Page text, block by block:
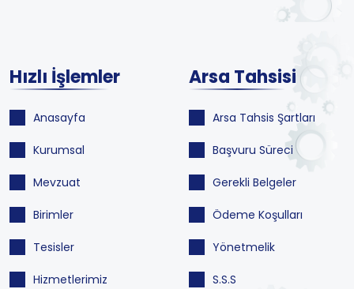
Hızlı İşlemler
Anasayfa
Kurumsal
Mevzuat
Birimler
Tesisler
Hizmetlerimiz
Arsa Tahsisi
Arsa Tahsis Şartları
Başvuru Süreci
Gerekli Belgeler
Ödeme Koşulları
Yönetmelik
S.S.S